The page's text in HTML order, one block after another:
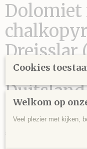
Dolomiet
Dreisslar
meter),
x 5 x 4
€ 16,00
Cookies
Welkom op
Veel plezier met kijken,